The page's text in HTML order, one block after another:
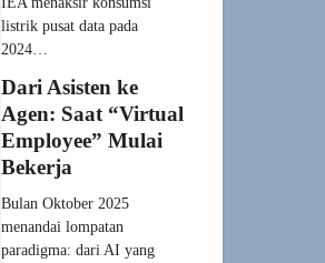
Era Penemuan
Dipercepat: AI
‘Meniru’, Tapi
‘Mencipta’
Pengetahuan Baru
Oktober 2025
memperlihatkan lompatan
sains yang sangat nyata. Meta
FAIR merilis OMat24—